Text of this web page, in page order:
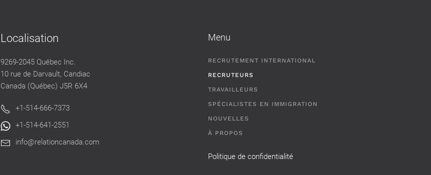
Localisation
9269-2045 Québec Inc.
10 rue de Darvault, Candiac
Canada (Québec) J5R 6X4
+1-514-666-7373
+1-514-641-2551
info@relationcanada.com
Menu
RECRUTEMENT INTERNATIONAL
RECRUTEURS
TRAVAILLEURS
SPÉCIALISTES EN IMMIGRATION
NOUVELLES
À PROPOS
Politique de confidentialité